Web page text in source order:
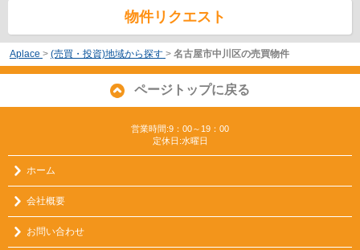
物件リクエスト
Aplace > (売買・投資)地域から探す > 名古屋市中川区の売買物件
ページトップに戻る
営業時間:9：00～19：00
定休日:水曜日
ホーム
会社概要
お問い合わせ